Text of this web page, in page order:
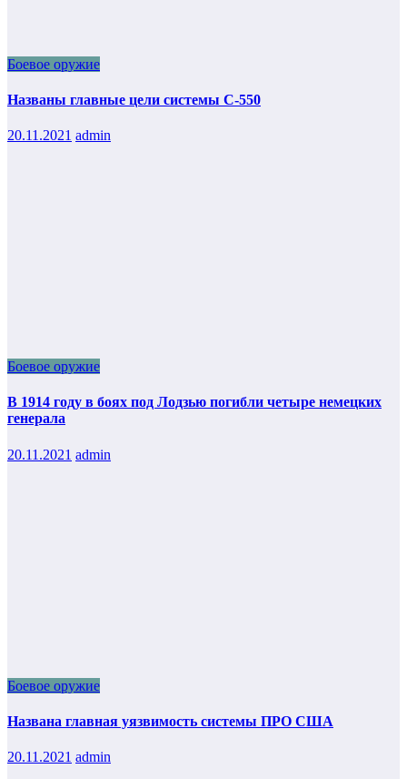
Боевое оружие
Названы главные цели системы С-550
20.11.2021 admin
Боевое оружие
В 1914 году в боях под Лодзью погибли четыре немецких
генерала
20.11.2021 admin
Боевое оружие
Названа главная уязвимость системы ПРО США
20.11.2021 admin